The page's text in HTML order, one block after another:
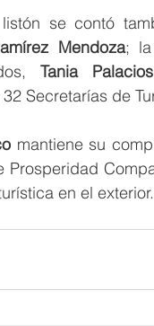
se contó
Mendoza; la
Tania
Secretarías de
mantiene su
Prosperidad
en el exterior.